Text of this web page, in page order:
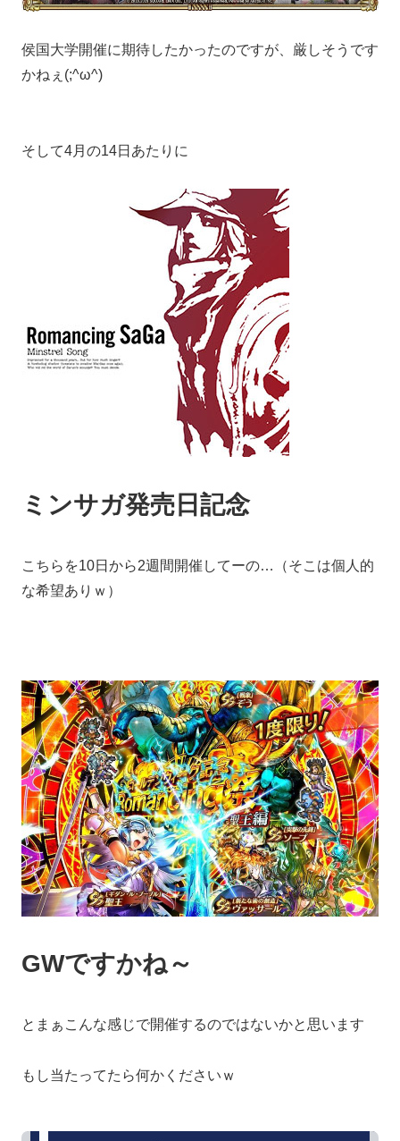
侯国大学開催に期待したかったのですが、厳しそうです
かねぇ(;^ω^)
そして4月の14日あたりに
ミンサガ発売日記念
こちらを10日から2週間開催してーの…（そこは個人的
な希望ありｗ）
GWですかね～
とまぁこんな感じで開催するのではないかと思います
もし当たってたら何かくださいｗ